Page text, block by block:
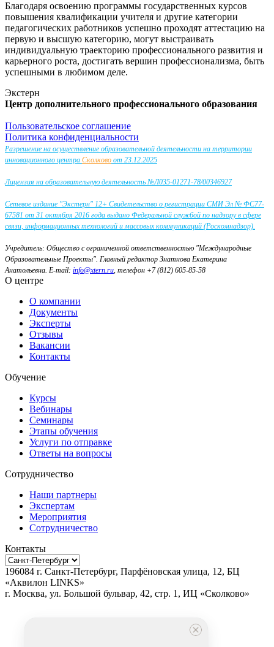
Благодаря освоению программы государственных курсов
повышения квалификации учителя и другие категории
педагогических работников успешно проходят аттестацию на
первую и высшую категорию, могут выстраивать
индивидуальную траекторию профессионального развития и
карьерного роста, достигать вершин профессионализма, быть
успешными в любимом деле.
Экстерн
Центр дополнительного профессионального образования
Пользовательское соглашение
Политика конфиденциальности
Разрешение на осуществление образовательной деятельности на территории
инновационного центра Сколково от 23.12.2025
Лицензия на образовательную деятельность №Л035-01271-78/00346927
Сетевое издание "Экстерн" 12+ Свидетельство о регистрации СМИ Эл № ФС77-
67581 от 31 октября 2016 года выдано Федеральной службой по надзору в сфере
связи, информационных технологий и массовых коммуникаций (Роскомнадзор).
Учредитель: Общество с ограниченной ответственностью "Международные
Образовательные Проекты". Главный редактор Знатнова Екатерина
Анатольевна. E-mail: info@xtern.ru, телефон +7 (812) 605-85-58
О центре
О компании
Документы
Эксперты
Отзывы
Вакансии
Контакты
Обучение
Курсы
Вебинары
Семинары
Этапы обучения
Услуги по отправке
Ответы на вопросы
Сотрудничество
Наши партнеры
Экспертам
Мероприятия
Сотрудничество
Контакты
196084 г. Санкт-Петербург, Парфёновская улица, 12, БЦ
«Аквилон LINKS»
г. Москва, ул. Большой бульвар, 42, стр. 1, ИЦ «Сколково»